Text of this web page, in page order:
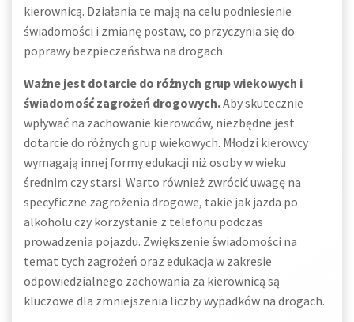
kierownicą. Działania te mają na celu podniesienie
świadomości i zmianę postaw, co przyczynia się do
poprawy bezpieczeństwa na drogach.
Ważne jest dotarcie do różnych grup wiekowych i
świadomość zagrożeń drogowych.Aby skutecznie
wpływać na zachowanie kierowców, niezbędne jest
dotarcie do różnych grup wiekowych. Młodzi kierowcy
wymagają innej formy edukacji niż osoby w wieku
średnim czy starsi. Warto również zwrócić uwagę na
specyficzne zagrożenia drogowe, takie jak jazda po
alkoholu czy korzystanie z telefonu podczas
prowadzenia pojazdu. Zwiększenie świadomości na
temat tych zagrożeń oraz edukacja w zakresie
odpowiedzialnego zachowania za kierownicą są
kluczowe dla zmniejszenia liczby wypadków na drogach.